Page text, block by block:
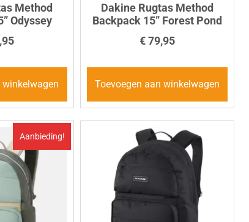
Method
Odyssey
winkelwagen
Dakine Rugtas Method
Backpack 15” Forest Pond
€79,95
Toevoegen aan winkelwagen
Aanbieding!